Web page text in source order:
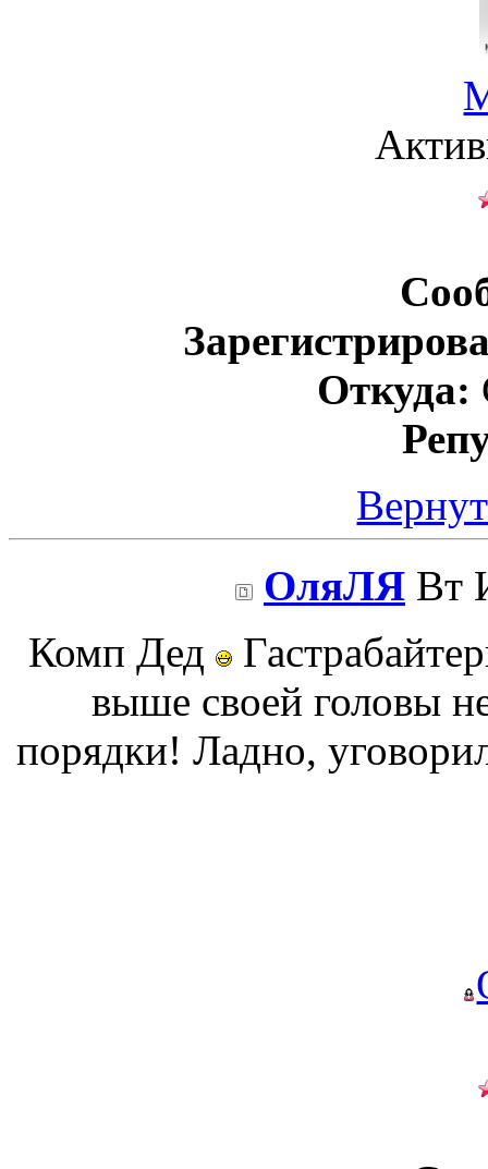
Откуда:
ОляЛЯ Вт
Комп Дед
выше своей головы
порядки! Ладно,